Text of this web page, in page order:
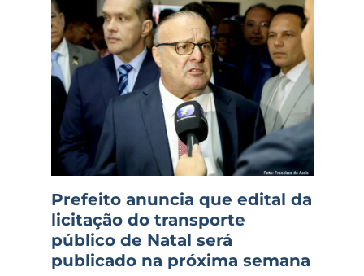
Prefeito anuncia que edital da
licitação do transporte
público de Natal será
publicado na próxima semana